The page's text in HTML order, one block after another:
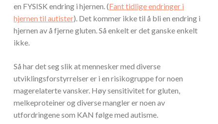
en FYSISK endring i hjernen. (Fant tidlige endringer i
hjernen til autister). Det kommer ikke til å bli en endring i
hjernen av å fjerne gluten. Så enkelt er det ganske enkelt
ikke.
Så har det seg slik at mennesker med diverse
utviklingsforstyrrelser er i en risikogruppe for noen
magerelaterte vansker. Høy sensitivitet for gluten,
melkeproteiner og diverse mangler er noen av
utfordringene som KAN følge med autisme.